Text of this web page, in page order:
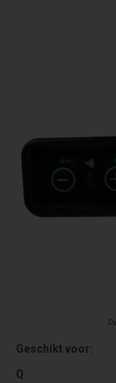
Geschikt voor:
Q